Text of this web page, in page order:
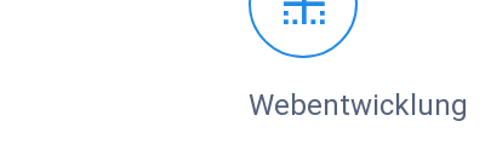
Webentwicklung